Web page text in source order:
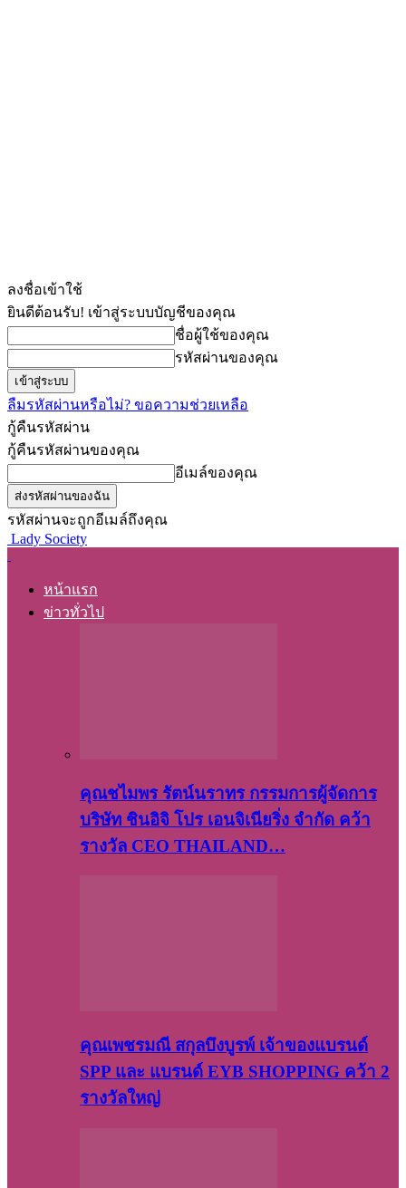
ลงชื่อเข้าใช้
ยินดีต้อนรับ! เข้าสู่ระบบบัญชีของคุณ
ชื่อผู้ใช้ของคุณ
รหัสผ่านของคุณ
ลืมรหัสผ่านหรือไม่? ขอความช่วยเหลือ
กู้คืนรหัสผ่าน
กู้คืนรหัสผ่านของคุณ
อีเมล์ของคุณ
รหัสผ่านจะถูกอีเมล์ถึงคุณ
Lady Society
หน้าแรก
ข่าวทั่วไป
คุณชไมพร​ รัตน์​นรา​ทร​ กรรมการ​ผู้จัดการ
บริษัท​ ชินอิจิ​ โปร​ เอน​จิเนีย​ริ่ง​ จำกัด คว้า
รางวัล CEO THAILAND…
คุณเพชรมณี สกุลบึงบูรพ์ เจ้าของแบรนด์
SPP และ แบรนด์ EYB SHOPPING คว้า 2
รางวัลใหญ่